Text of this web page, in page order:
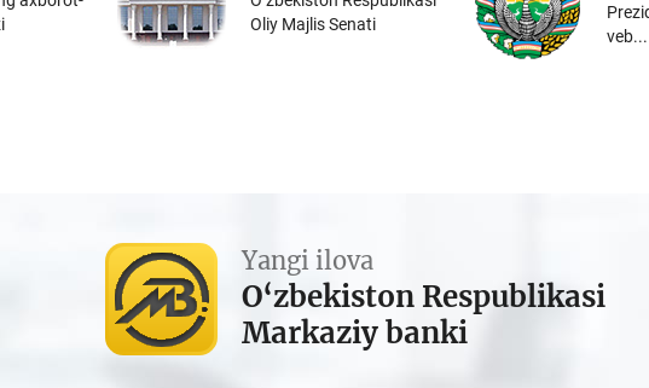
Oliy Majlis Senati
veb...
Yangi ilova
O‘zbekiston Respublikasi
Markaziy banki